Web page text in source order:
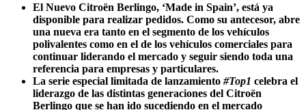
El Nuevo Citroën Berlingo, ‘Made in Spain’, está ya
disponible para realizar pedidos. Como su antecesor, abre
una nueva era tanto en el segmento de los vehículos
polivalentes como en el de los vehículos comerciales para
continuar liderando el mercado y seguir siendo toda una
referencia para empresas y particulares.
La serie especial limitada de lanzamiento #Top1 celebra el
liderazgo de las distintas generaciones del Citroën
Berlingo que se han ido sucediendo en el mercado